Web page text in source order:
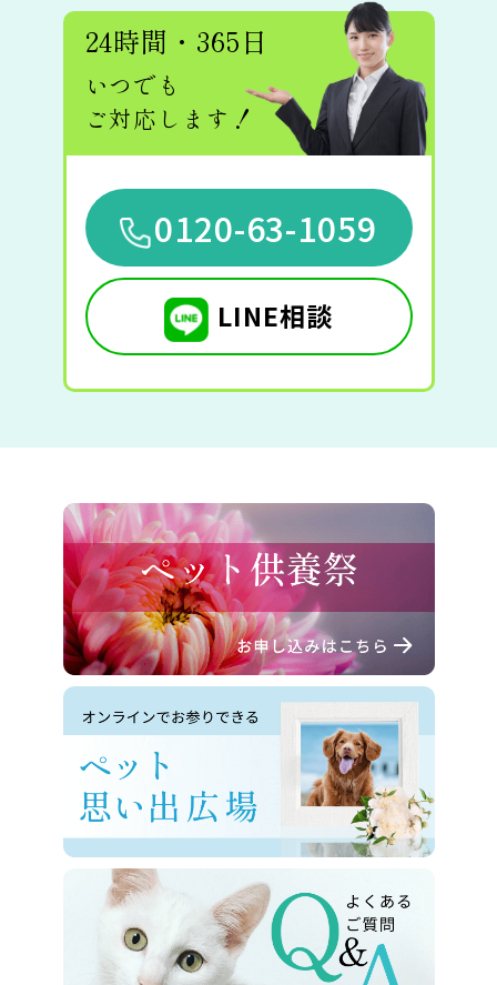
24時間・365日
いつでも
ご対応します！
0120-63-1059
LINE相談